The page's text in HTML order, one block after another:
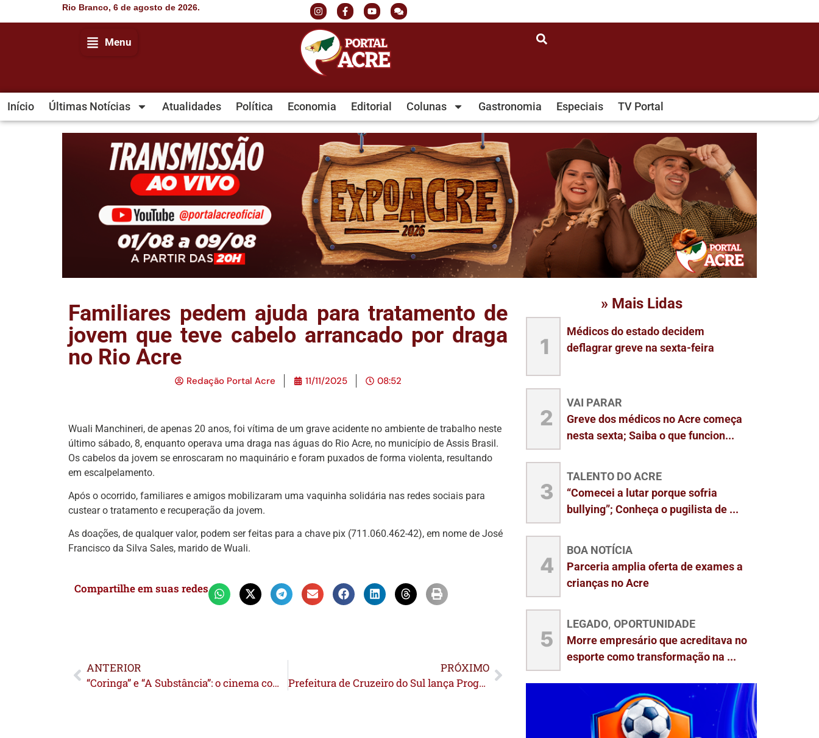
Rio Branco, 6 de agosto de 2026.
Menu
Início Últimas Notícias Atualidades Política Economia Editorial Colunas Gastronomia Especiais TV Portal
Familiares pedem ajuda para tratamento de
jovem que teve cabelo arrancado por draga
no Rio Acre
Redação Portal Acre 11/11/2025 08:52
Wuali Manchineri, de apenas 20 anos, foi vítima de um grave acidente no ambiente de trabalho neste
último sábado, 8, enquanto operava uma draga nas águas do Rio Acre, no município de Assis Brasil.
Os cabelos da jovem se enroscaram no maquinário e foram puxados de forma violenta, resultando
em escalpelamento.
Após o ocorrido, familiares e amigos mobilizaram uma vaquinha solidária nas redes sociais para
custear o tratamento e recuperação da jovem.
As doações, de qualquer valor, podem ser feitas para a chave pix (711.060.462-42), em nome de José
Francisco da Silva Sales, marido de Wuali.
Compartilhe em suas redes
ANTERIOR
“Coringa” e “A Substância”: o cinema como instrumento de ensino nas redações do Enem
PRÓXIMO
Prefeitura de Cruzeiro do Sul lança Programa de Microcrédito Rural Conquista+ em parceria com a Caixa Econômica Federal
» Mais Lidas
1
Médicos do estado decidem
deflagrar greve na sexta-feira
2
VAI PARAR
Greve dos médicos no Acre começa
nesta sexta; Saiba o que funcion...
3
TALENTO DO ACRE
“Comecei a lutar porque sofria
bullying”; Conheça o pugilista de ...
4
BOA NOTÍCIA
Parceria amplia oferta de exames a
crianças no Acre
5
LEGADO, OPORTUNIDADE
Morre empresário que acreditava no
esporte como transformação na ...